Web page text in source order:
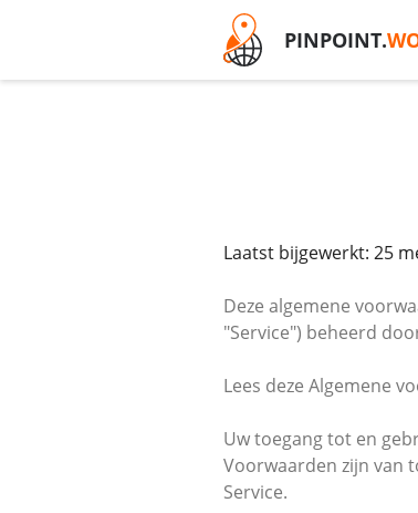
PINPOINT.
Laatst bijgewerkt: 25
Deze algemene
"Service") beheerd
Lees deze Algemene
Uw toegang tot en
Voorwaarden zijn van
Service.